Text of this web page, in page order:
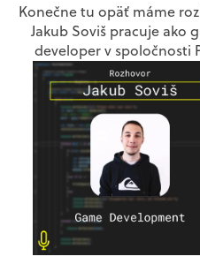
Konečne tu opäť máme
Jakub Soviš pracuje ako
developer v spoločnosti
Federation a porozpráva
programovaním začal, ako
ku game developmentu,
development funguje a veľa
(00:00) – Úvod
(01:19) – Prečo máš iba
(7:55) – Ako si sa dostal ku
developmentu?
(18:19) – Ako sa vyvíja
(31:41) – Ako vyzerá jeho
(43:39) – Aké skilly potrebuješ
development?
(55:54) – Aké rôzne pozície